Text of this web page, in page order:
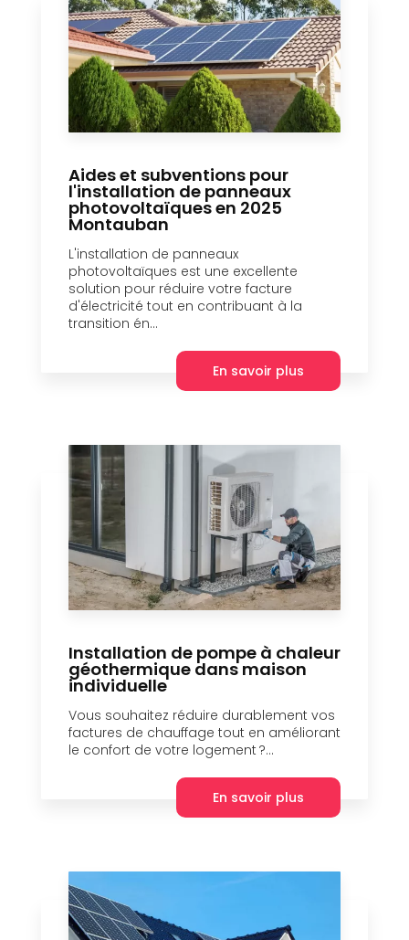
Aides et subventions pour
l'installation de panneaux
photovoltaïques en 2025
Montauban
L'installation de panneaux
photovoltaïques est une excellente
solution pour réduire votre facture
d'électricité tout en contribuant à la
transition én...
En savoir plus
Installation de pompe à chaleur
géothermique dans maison
individuelle
Vous souhaitez réduire durablement vos
factures de chauffage tout en améliorant
le confort de votre logement ?...
En savoir plus